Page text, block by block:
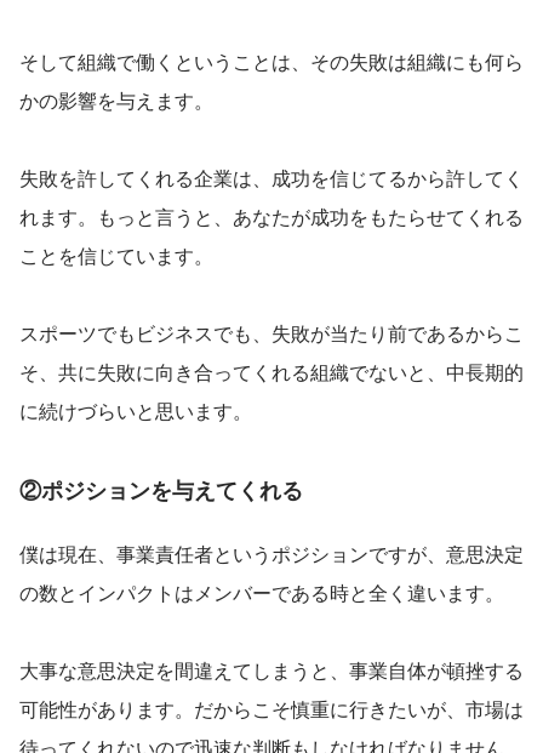
そして組織で働くということは、その失敗は組織にも何ら
かの影響を与えます。
失敗を許してくれる企業は、成功を信じてるから許してく
れます。もっと言うと、あなたが成功をもたらせてくれる
ことを信じています。
スポーツでもビジネスでも、失敗が当たり前であるからこ
そ、共に失敗に向き合ってくれる組織でないと、中長期的
に続けづらいと思います。
②ポジションを与えてくれる
僕は現在、事業責任者というポジションですが、意思決定
の数とインパクトはメンバーである時と全く違います。
大事な意思決定を間違えてしまうと、事業自体が頓挫する
可能性があります。だからこそ慎重に行きたいが、市場は
待ってくれないので迅速な判断もしなければなりません。